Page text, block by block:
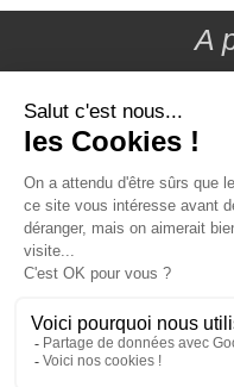
A
Moyens
Nous
Mentions